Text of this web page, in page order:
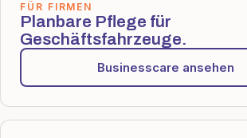
FÜR FIRMEN
Planbare Pflege für
Geschäftsfahrzeuge.
Businesscare ansehen